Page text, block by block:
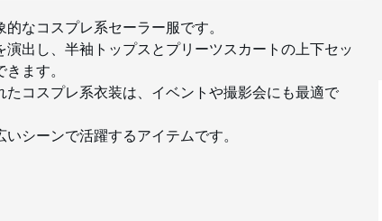
なコスプレ系セーラー服です。
出し、半袖トップスとプリーツスカートの上下セッ
ます。
コスプレ系衣装は、イベントや撮影会にも最適で
シーンで活躍するアイテムです。